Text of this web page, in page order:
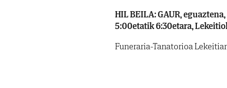
HIL BEILA: GAUR,
5:00etatik 6:30etara,
Funeraria-Tanatorioa